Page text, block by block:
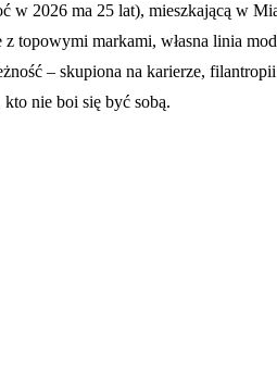
2026 ma 25 lat), mieszkającą w
markami, własna linia
– skupiona na karierze,
nie boi się być sobą.